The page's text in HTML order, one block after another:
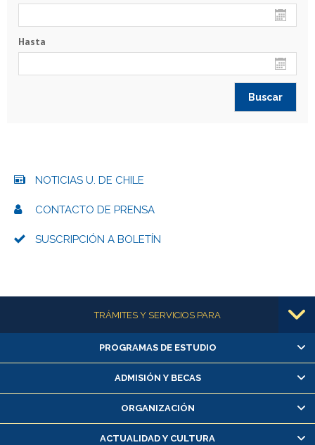
Hasta
NOTICIAS U. DE CHILE
CONTACTO DE PRENSA
SUSCRIPCIÓN A BOLETÍN
Más informaciónTRÁMITES Y SERVICIOS PARA
Alumnas/os y exalumnas/os
Matrícula en línea
Inscripción y cambio de asignaturas
Consulta y certificado de notas
PROGRAMAS DE ESTUDIO
ADMISIÓN Y BECAS
ORGANIZACIÓN
ACTUALIDAD Y CULTURA